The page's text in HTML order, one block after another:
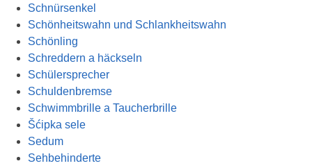
Schnürsenkel
Schönheitswahn und Schlankheitswahn
Schönling
Schreddern a häckseln
Schülersprecher
Schuldenbremse
Schwimmbrille a Taucherbrille
Šćipka sele
Sedum
Sehbehinderte